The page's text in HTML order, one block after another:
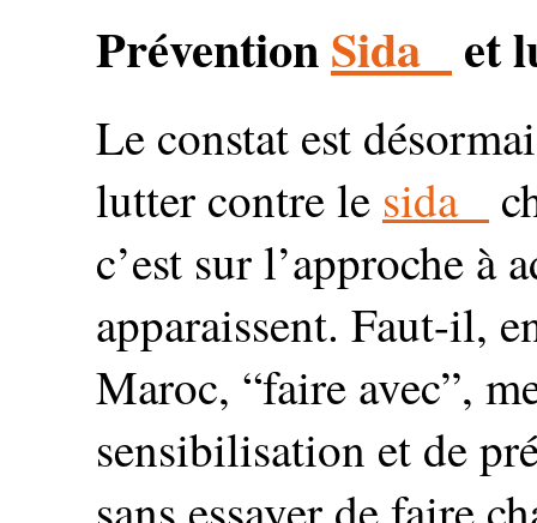
PréventionSida et
Le constat est
lutter contre le sida
c’est sur l’approche à
apparaissent. Faut-il,
Maroc, “faire avec”,
sensibilisation et de